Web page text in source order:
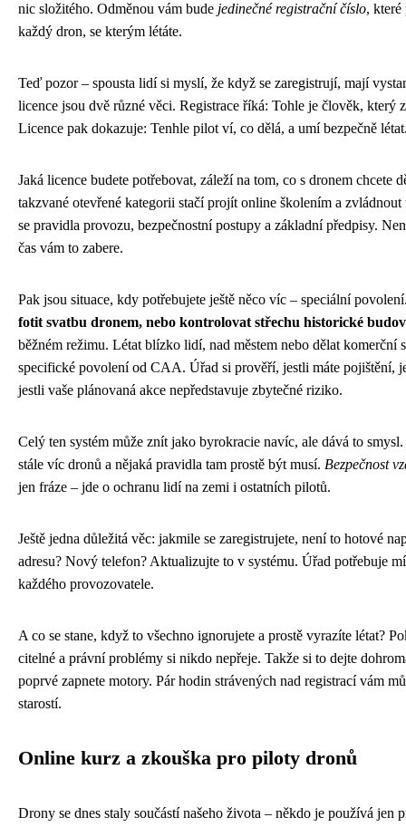
nic složitého. Odměnou vám bude jedinečné registrační číslo, které
každý dron, se kterým létáte.
Teď pozor – spousta lidí si myslí, že když se zaregistrují, mají
licence jsou dvě různé věci. Registrace říká: Tohle je člověk, který
Licence pak dokazuje: Tenhle pilot ví, co dělá, a umí bezpečně
Jaká licence budete potřebovat, záleží na tom, co s dronem chcete
takzvané otevřené kategorii stačí projít online školením a
se pravidla provozu, bezpečnostní postupy a základní předpisy.
čas vám to zabere.
Pak jsou situace, kdy potřebujete ještě něco víc – speciální
fotit svatbu dronem, nebo kontrolovat střechu historické
běžném režimu. Létat blízko lidí, nad městem nebo dělat komerční
specifické povolení od CAA. Úřad si prověří, jestli máte pojištění,
jestli vaše plánovaná akce nepředstavuje zbytečné riziko.
Celý ten systém může znít jako byrokracie navíc, ale dává to
stále víc dronů a nějaká pravidla tam prostě být musí. Bezpečnost
jen fráze – jde o ochranu lidí na zemi i ostatních pilotů.
Ještě jedna důležitá věc: jakmile se zaregistrujete, není to hotové
adresu? Nový telefon? Aktualizujte to v systému. Úřad potřebuje
každého provozovatele.
A co se stane, když to všechno ignorujete a prostě vyrazíte létat?
citelné a právní problémy si nikdo nepřeje. Takže si to dejte
poprvé zapnete motory. Pár hodin strávených nad registrací vám
starostí.
Online kurz a zkouška pro piloty dronů
Drony se dnes staly součástí našeho života – někdo je používá jen